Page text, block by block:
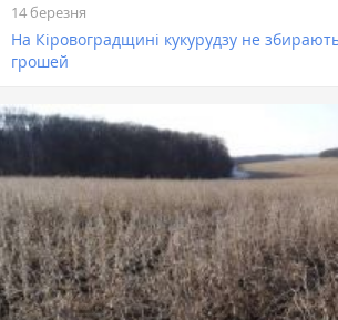
14 березня
На Кіровоградщині кукурудзу не
грошей